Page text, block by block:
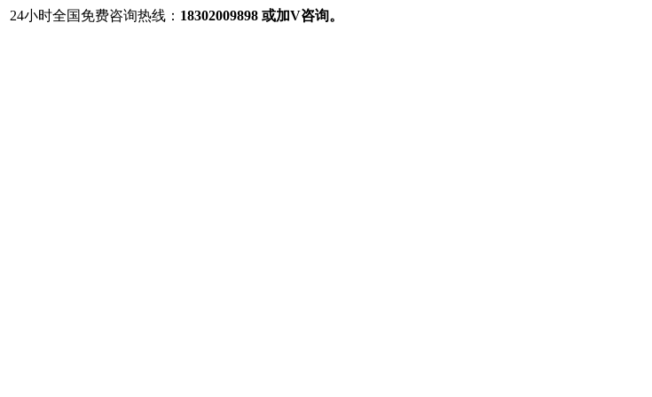
24小时全国免费咨询热线： 18302009898 或加V咨询。